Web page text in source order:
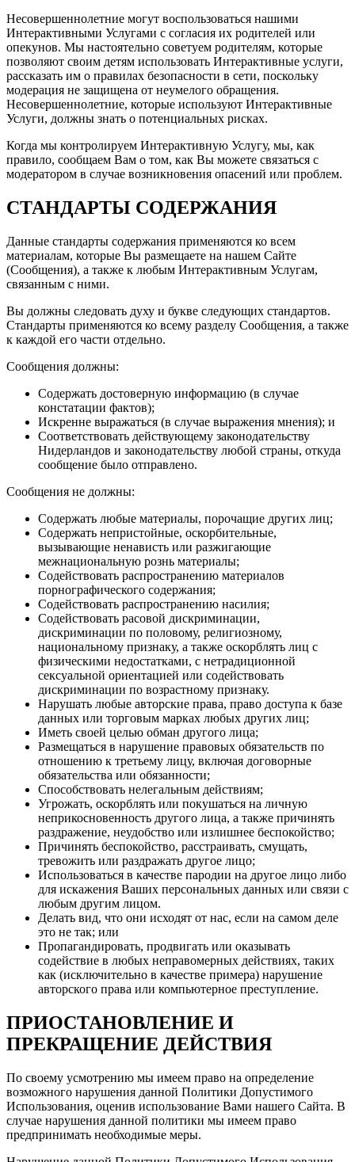
Несовершеннолетние могут воспользоваться нашими
Интерактивными Услугами с согласия их родителей или
опекунов. Мы настоятельно советуем родителям, которые
позволяют своим детям использовать Интерактивные услуги,
рассказать им о правилах безопасности в сети, поскольку
модерация не защищена от неумелого обращения.
Несовершеннолетние, которые используют Интерактивные
Услуги, должны знать о потенциальных рисках.
Когда мы контролируем Интерактивную Услугу, мы, как
правило, сообщаем Вам о том, как Вы можете связаться с
модератором в случае возникновения опасений или проблем.
СТАНДАРТЫ СОДЕРЖАНИЯ
Данные стандарты содержания применяются ко всем
материалам, которые Вы размещаете на нашем Сайте
(Сообщения), а также к любым Интерактивным Услугам,
связанным с ними.
Вы должны следовать духу и букве следующих стандартов.
Стандарты применяются ко всему разделу Сообщения, а также
к каждой его части отдельно.
Сообщения должны:
Содержать достоверную информацию (в случае
констатации фактов);
Искренне выражаться (в случае выражения мнения); и
Соответствовать действующему законодательству
Нидерландов и законодательству любой страны, откуда
сообщение было отправлено.
Сообщения не должны:
Содержать любые материалы, порочащие других лиц;
Содержать непристойные, оскорбительные,
вызывающие ненависть или разжигающие
межнациональную рознь материалы;
Содействовать распространению материалов
порнографического содержания;
Содействовать распространению насилия;
Содействовать расовой дискриминации,
дискриминации по половому, религиозному,
национальному признаку, а также оскорблять лиц с
физическими недостатками, с нетрадиционной
сексуальной ориентацией или содействовать
дискриминации по возрастному признаку.
Нарушать любые авторские права, право доступа к базе
данных или торговым марках любых других лиц;
Иметь своей целью обман другого лица;
Размещаться в нарушение правовых обязательств по
отношению к третьему лицу, включая договорные
обязательства или обязанности;
Способствовать нелегальным действиям;
Угрожать, оскорблять или покушаться на личную
неприкосновенность другого лица, а также причинять
раздражение, неудобство или излишнее беспокойство;
Причинять беспокойство, расстраивать, смущать,
тревожить или раздражать другое лицо;
Использоваться в качестве пародии на другое лицо либо
для искажения Ваших персональных данных или связи с
любым другим лицом.
Делать вид, что они исходят от нас, если на самом деле
это не так; или
Пропагандировать, продвигать или оказывать
содействие в любых неправомерных действиях, таких
как (исключительно в качестве примера) нарушение
авторского права или компьютерное преступление.
ПРИОСТАНОВЛЕНИЕ И
ПРЕКРАЩЕНИЕ ДЕЙСТВИЯ
По своему усмотрению мы имеем право на определение
возможного нарушения данной Политики Допустимого
Использования, оценив использование Вами нашего Сайта. В
случае нарушения данной политики мы имеем право
предпринимать необходимые меры.